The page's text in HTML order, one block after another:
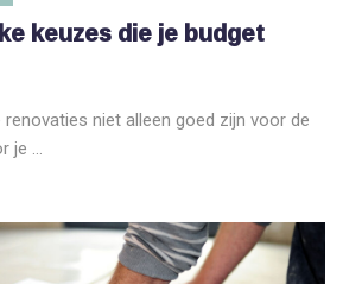
keuzes die je budget
niet alleen goed zijn voor de
...